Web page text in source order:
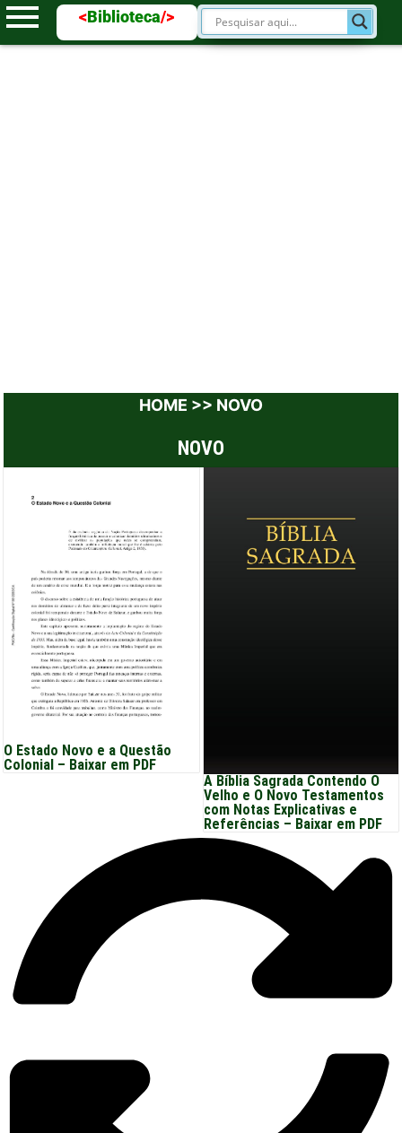
<Biblioteca/>
HOME >> NOVO
NOVO
O Estado Novo e a Questão
Colonial – Baixar em PDF
A Bíblia Sagrada Contendo O
Velho e O Novo Testamentos
com Notas Explicativas e
Referências – Baixar em PDF